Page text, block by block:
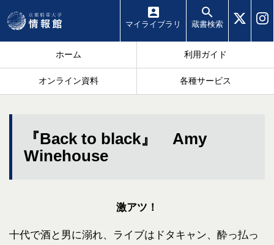
マイ ライブラリ 蔵書検索
ホーム 利用ガイド
オンライン資料 各種サービス
『Back to black』 Amy
Winehouse
激アツ！
十代で酒と男に溺れ、ライブはドタキャン、酔っ払っ